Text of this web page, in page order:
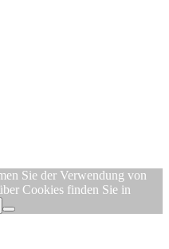
Sie der Verwendung von
Cookies finden Sie in